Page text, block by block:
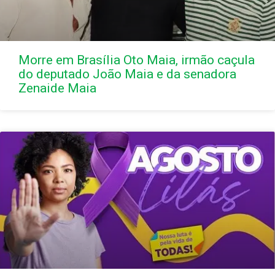
Morre em Brasília Oto Maia, irmão caçula
do deputado João Maia e da senadora
Zenaide Maia